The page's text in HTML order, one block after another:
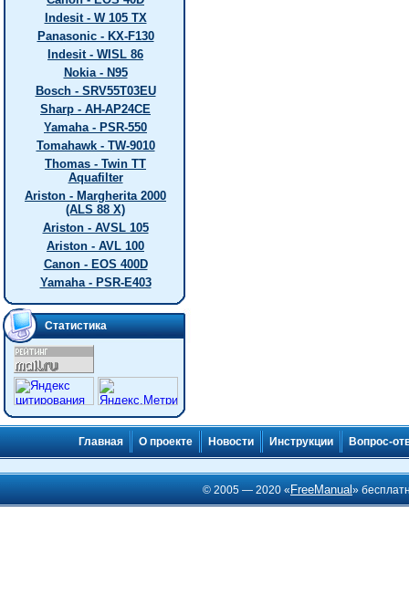
Indesit - W 105 TX
Panasonic - KX-F130
Indesit - WISL 86
Nokia - N95
Bosch - SRV55T03EU
Sharp - AH-AP24CE
Yamaha - PSR-550
Tomahawk - TW-9010
Thomas - Twin TT
Aquafilter
Ariston - Margherita 2000
(ALS 88 X)
Ariston - AVSL 105
Ariston - AVL 100
Canon - EOS 400D
Yamaha - PSR-E403
Статистика
Главная О проекте Новости Инструкции Вопрос-
© 2005 — 2020 « FreeManual»